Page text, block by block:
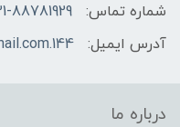
شماره تماس:
88781929
آدرس ایمیل:
144.parsinpharmacy@gmail.com
درباره ما